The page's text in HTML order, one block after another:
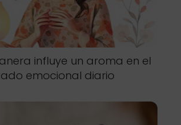
influye un aroma en el
emocional diario